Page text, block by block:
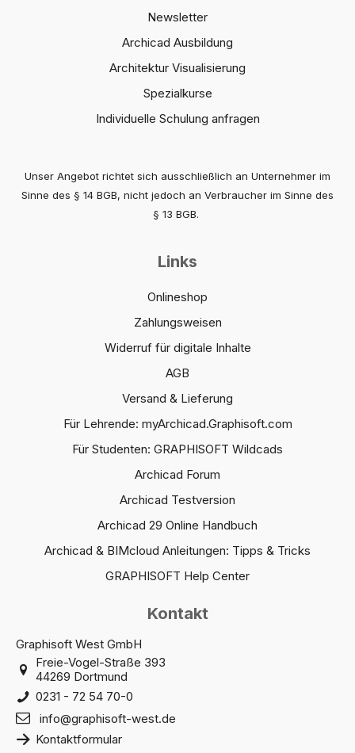
Newsletter
Archicad Ausbildung
Architektur Visualisierung
Spezialkurse
Individuelle Schulung anfragen
Unser Angebot richtet sich ausschließlich an Unternehmer im
Sinne des § 14 BGB, nicht jedoch an Verbraucher im Sinne des
§ 13 BGB.
Links
Onlineshop
Zahlungsweisen
Widerruf für digitale Inhalte
AGB
Versand & Lieferung
Für Lehrende: myArchicad.Graphisoft.com
Für Studenten: GRAPHISOFT Wildcads
Archicad Forum
Archicad Testversion
Archicad 29 Online Handbuch
Archicad & BIMcloud Anleitungen: Tipps & Tricks
GRAPHISOFT Help Center
Kontakt
Graphisoft West GmbH
Freie-Vogel-Straße 393
44269 Dortmund
0231 - 72 54 70-0
info@graphisoft-west.de
Kontaktformular